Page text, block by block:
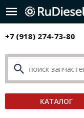
+7 (918) 274-73-80
КАТАЛОГ